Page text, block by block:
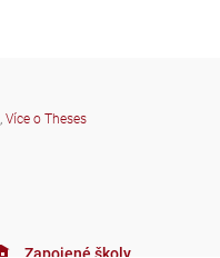
, Více o Theses
Zapojené školy